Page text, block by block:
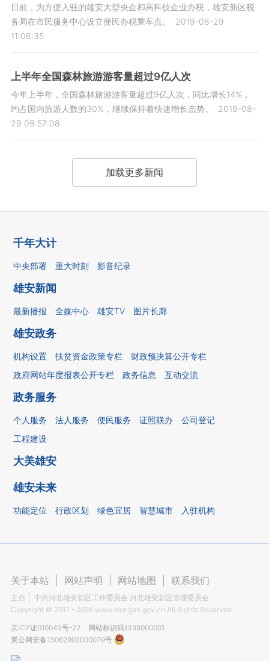
日前，为方便入驻的雄安大型央企和高科技企业办税，雄安新区税
务局在市民服务中心设立便民办税乘车点。
2019-08-29
11:06:35
上半年全国森林旅游游客量超过9亿人次
今年上半年，全国森林旅游游客量超过9亿人次，同比增长14%，
约占国内旅游人数的30%，继续保持着快速增长态势。
2019-08-
29 09:57:08
加载更多新闻
千年大计
中央部署 重大时刻 影音纪录
雄安新闻
最新播报 全媒中心 雄安TV 图片长廊
雄安政务
机构设置 扶贫资金政策专栏
财政预决算公开专栏
政府网站年度报表公开专栏
政务信息 互动交流
政务服务
个人服务 法人服务 便民服务 证照联办
公司登记
工程建设
大美雄安
雄安未来
功能定位 行政区划 绿色宜居 智慧城市 入驻机构
关于本站 网站声明 网站地图 联系我们
主办
中共河北雄安新区工作委员会 河北雄安新区管理委员会
Copyright © 2017 - 2026 www.xiongan.gov.cn All Rights Reserved.
京ICP证010042号-22
网站标识码1399000001
冀公网安备13062902000079号